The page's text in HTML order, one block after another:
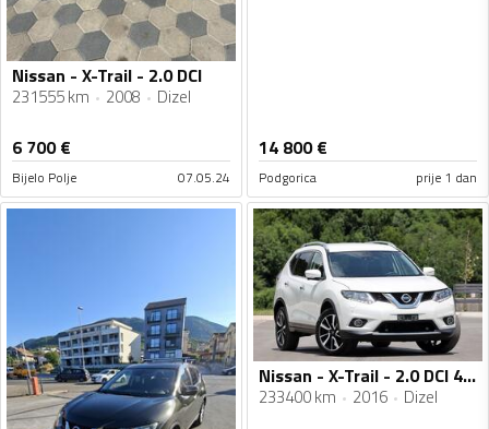
Nissan - X-Trail - 2.0 DCI
231555 km 2008 Dizel
6 700€
Bijelo Polje 07.05.24
14 800€
Podgorica prije 1 dan
Nissan - X-Trail - 2.0 DCI 4x4
233400 km 2016 Dizel